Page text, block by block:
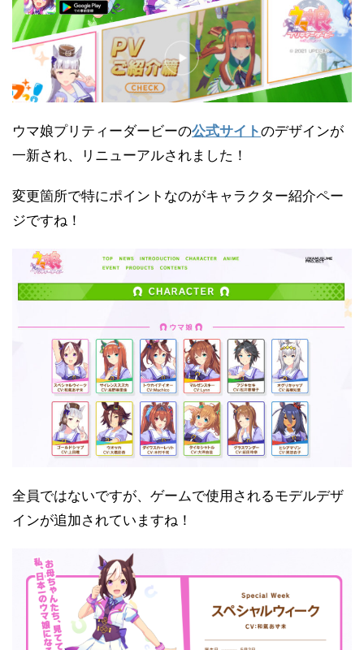
ウマ娘プリティーダービーの公式サイトのデザインが
一新され、リニューアルされました！
変更箇所で特にポイントなのがキャラクター紹介ペー
ジですね！
全員ではないですが、ゲームで使用されるモデルデザ
インが追加されていますね！